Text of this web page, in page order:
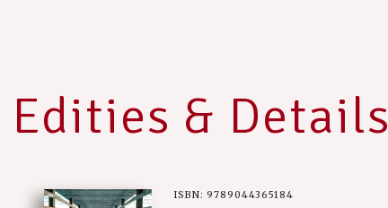
Edities & Details
ISBN: 9789044365184